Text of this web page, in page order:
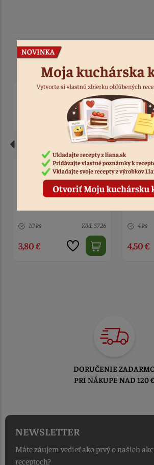
Podložka EXTRA fuchsia
4 ks Kód: 5711
4,50 €
3 ks
4,50 €
TOVAR ODOSIELAME
DO 1-2 PRACOVNÝCH DNÍ
NEWSLETTER
Máte záujem vedieť ako prvý o našich
receptoch?